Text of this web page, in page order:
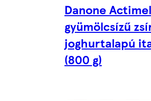
Danone
gyümölcsízű
joghurtalapú
(800 g)